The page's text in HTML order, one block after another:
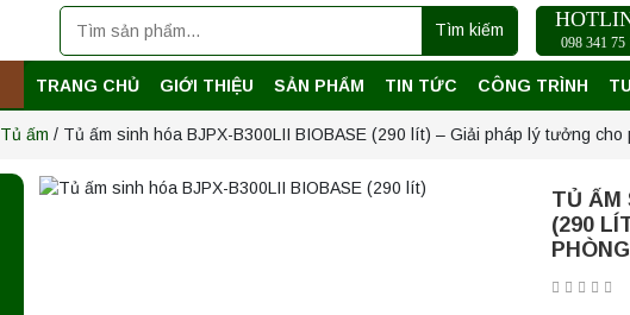
Tìm kiếm
098 341 75
TRANG CHỦ GIỚI THIỆU SẢN PHẨM TIN TỨC CÔNG TRÌNH
Tủ ấm / Tủ ấm sinh hóa BJPX-B300LII BIOBASE (290 lít) – Giải pháp lý tưởng
TỦ ẤM
(290